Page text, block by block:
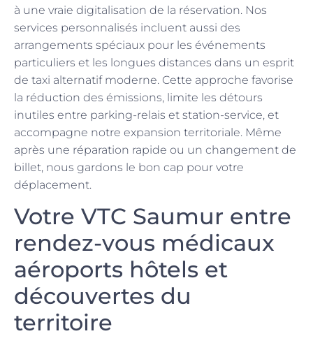
à une vraie digitalisation de la réservation. Nos
services personnalisés incluent aussi des
arrangements spéciaux pour les événements
particuliers et les longues distances dans un esprit
de taxi alternatif moderne. Cette approche favorise
la réduction des émissions, limite les détours
inutiles entre parking-relais et station-service, et
accompagne notre expansion territoriale. Même
après une réparation rapide ou un changement de
billet, nous gardons le bon cap pour votre
déplacement.
Votre VTC Saumur entre
rendez-vous médicaux
aéroports hôtels et
découvertes du
territoire